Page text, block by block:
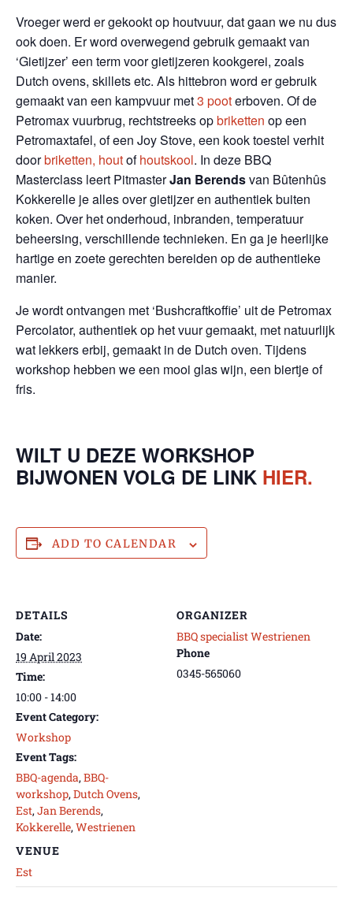
Vroeger werd er gekookt op houtvuur, dat gaan we nu dus
ook doen. Er word overwegend gebruik gemaakt van
‘Gietijzer’ een term voor gietijzeren kookgerei, zoals
Dutch ovens, skillets etc. Als hittebron word er gebruik
gemaakt van een kampvuur met3 pooterboven. Of de
Petromax vuurbrug, rechtstreeks opbriketten op een
Petromaxtafel, of een Joy Stove, een kook toestel verhit
doorbriketten, houtofhoutskool. In deze BBQ
Masterclass leert PitmasterJan Berendsvan Bûtenhûs
Kokkerelle je alles over gietijzer en authentiek buiten
koken. Over het onderhoud, inbranden, temperatuur
beheersing, verschillende technieken. En ga je heerlijke
hartige en zoete gerechten bereiden op de authentieke
manier.
Je wordt ontvangen met ‘Bushcraftkoffie’ uit de Petromax
Percolator, authentiek op het vuur gemaakt, met natuurlijk
wat lekkers erbij, gemaakt in de Dutch oven. Tijdens
workshop hebben we een mooi glas wijn, een biertje of
fris.
WILT U DEZE WORKSHOP
BIJWONEN VOLG DE LINK HIER.
ADD TO CALENDAR
DETAILS
Date:
19 April 2023
Time:
10:00 - 14:00
Event Category:
Workshop
Event Tags:
BBQ-agenda,BBQ-
workshop,Dutch Ovens,
Est,Jan Berends,
Kokkerelle,Westrienen
VENUE
Est
ORGANIZER
BBQ specialist Westrienen
Phone
0345-565060